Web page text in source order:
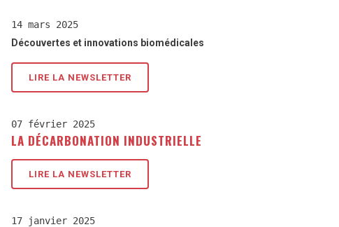
14 mars 2025
Découvertes et innovations biomédicales
LIRE LA NEWSLETTER
07 février 2025
LA DÉCARBONATION INDUSTRIELLE
LIRE LA NEWSLETTER
17 janvier 2025